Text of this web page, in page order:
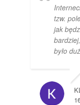
tzw.
jak
było